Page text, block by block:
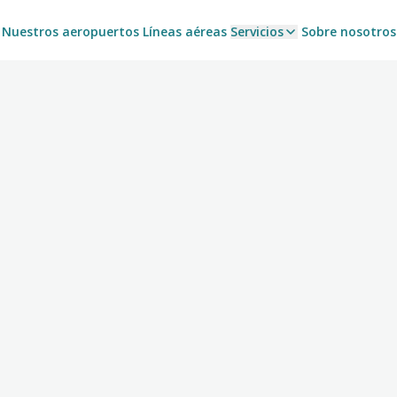
Nuestros aeropuertos Líneas aéreas Servicios Sobre nosotros